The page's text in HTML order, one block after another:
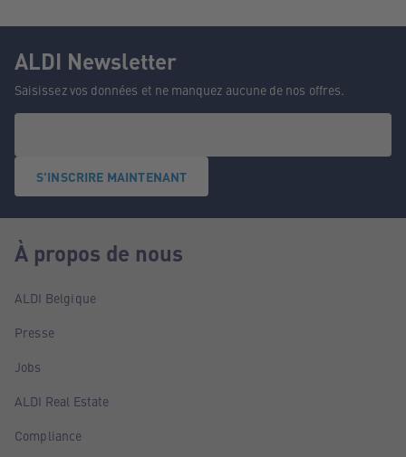
ALDI Newsletter
Saisissez vos données et ne manquez aucune de nos offres.
S'INSCRIRE MAINTENANT
À propos de nous
ALDI Belgique
Presse
Jobs
ALDI Real Estate
Compliance